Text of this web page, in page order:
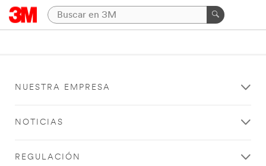
NUESTRA EMPRESA
NOTICIAS
REGULACIÓN